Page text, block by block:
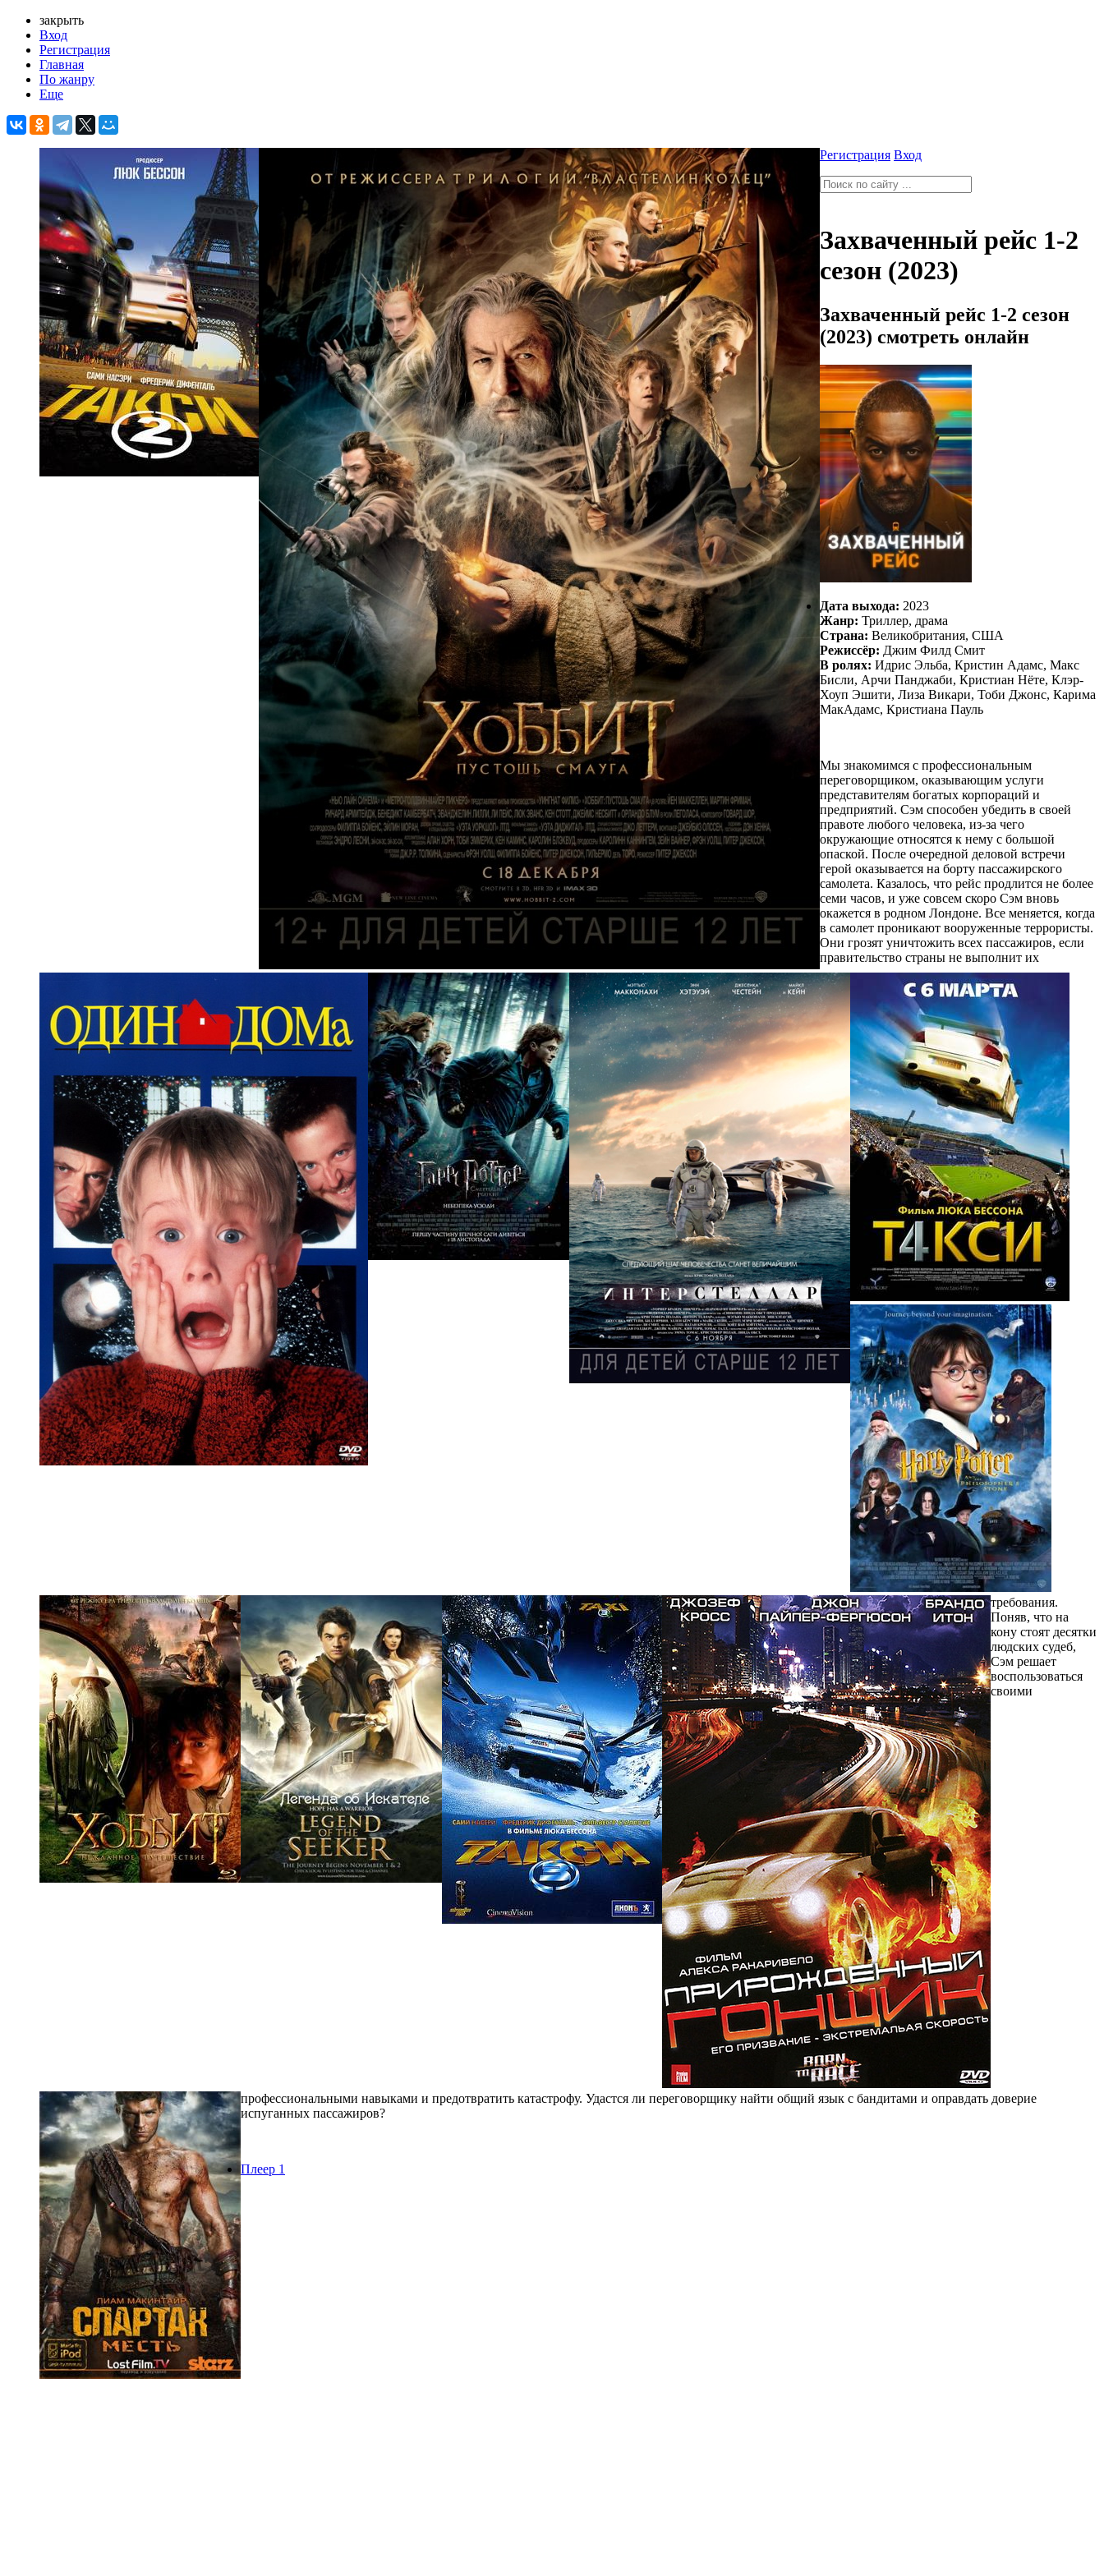
закрыть
Вход
Регистрация
Главная
По жанру
Еще
Регистрация Вход
Захваченный рейс 1-2
сезон (2023)
Захваченный рейс 1-2 сезон
(2023) смотреть онлайн
Дата выхода: 2023
Жанр: Триллер, драма
Страна: Великобритания, США
Режиссёр: Джим Филд Смит
В ролях: Идрис Эльба, Кристин Адамс, Макс
Бисли, Арчи Панджаби, Кристиан Нёте, Клэр-
Хоуп Эшити, Лиза Викари, Тоби Джонс, Карима
МакАдамс, Кристиана Пауль
Мы знакомимся с профессиональным
переговорщиком, оказывающим услуги
представителям богатых корпораций и
предприятий. Сэм способен убедить в своей
правоте любого человека, из-за чего
окружающие относятся к нему с большой
опаской. После очередной деловой встречи
герой оказывается на борту пассажирского
самолета. Казалось, что рейс продлится не более
семи часов, и уже совсем скоро Сэм вновь
окажется в родном Лондоне. Все меняется, когда
в самолет проникают вооруженные террористы.
Они грозят уничтожить всех пассажиров, если
правительство страны не выполнит их
требования.
Поняв, что на
кону стоят десятки
людских судеб,
Сэм решает
воспользоваться
своими
профессиональными навыками и предотвратить катастрофу. Удастся ли переговорщику найти общий язык с бандитами и оправдать доверие
испуганных пассажиров?
Плеер 1